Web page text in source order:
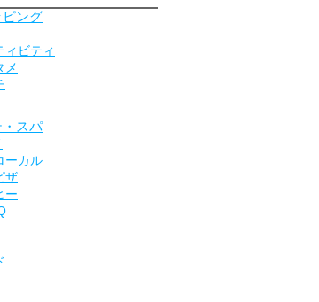
ング
ィビティ
メ
スパ
ーカル
ザ
ー